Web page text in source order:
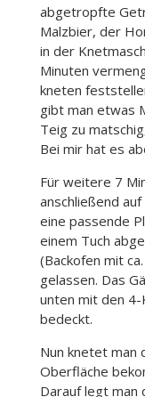
abgetropfte
Malzbier, der
in der
Minuten
kneten
gibt man etwas
Teig zu
Bei mir hat es
Für weitere 7
anschließend
eine passende
einem Tuch
(Backofen mit
gelassen. Das
unten mit den 4-
bedeckt.
Nun knetet man
Oberfläche
Darauf legt man